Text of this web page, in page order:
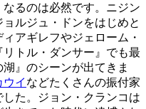
るのは必然です。ニジン
ルジュ・ドンをはじめと
アギレフやジェローム・
リトル・ダンサー』でも最
』のシーンが出てきま
イ などたくさんの振付家
た。ジョン・クランコは